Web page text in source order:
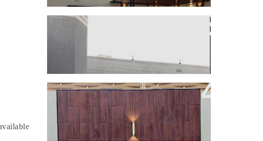
تركيب نوافير وتنسيق حدايق